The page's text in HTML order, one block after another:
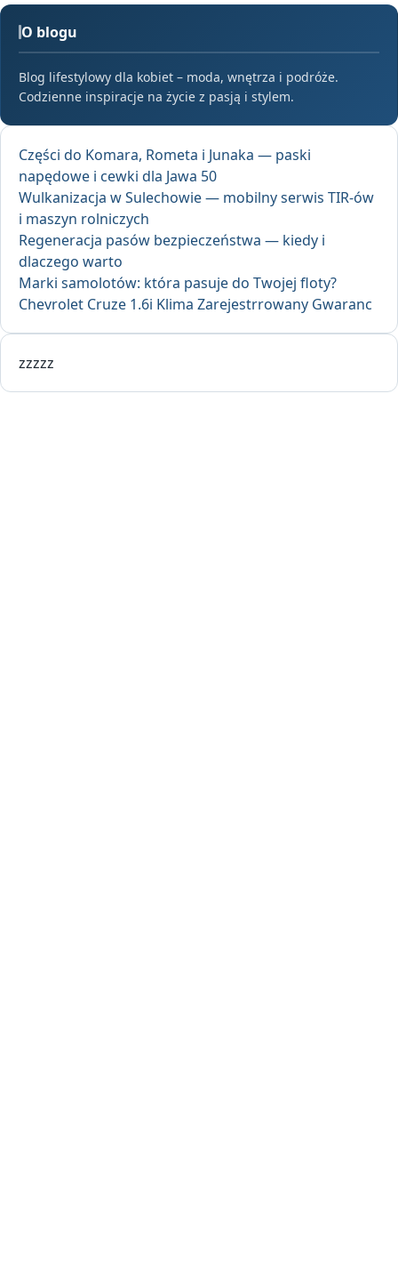
O blogu
Blog lifestylowy dla kobiet – moda, wnętrza i podróże.
Codzienne inspiracje na życie z pasją i stylem.
Części do Komara, Rometa i Junaka — paski
napędowe i cewki dla Jawa 50
Wulkanizacja w Sulechowie — mobilny serwis TIR-ów
i maszyn rolniczych
Regeneracja pasów bezpieczeństwa — kiedy i
dlaczego warto
Marki samolotów: która pasuje do Twojej floty?
Chevrolet Cruze 1.6i Klima Zarejestrrowany Gwaranc
zzzzz